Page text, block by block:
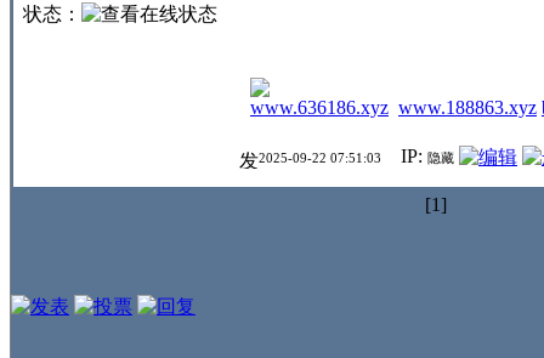
状态：
www.636186.xyz www.188863.xyz
2025-09-22 07:51:03 IP: 隐藏
[1]